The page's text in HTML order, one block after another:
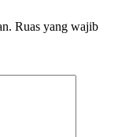
Ruas yang wajib